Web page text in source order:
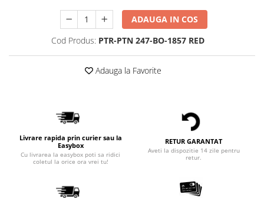
ADAUGA IN COS
Cod Produs: PTR-PTN 247-BO-1857 RED
Adauga la Favorite
Livrare rapida prin curier sau la
Easybox
Cu livrarea la easybox poti sa ridici
coletul la orice ora vrei tu!
RETUR GARANTAT
Aveti la dispozitie 14 zile pentru
retur.